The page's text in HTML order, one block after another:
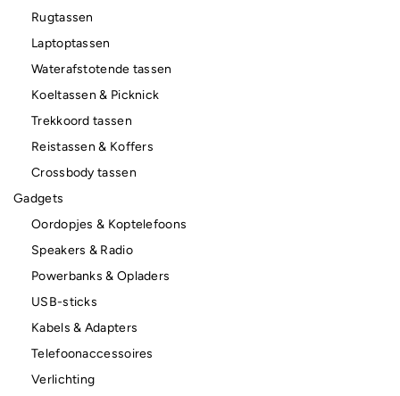
Rugtassen
Laptoptassen
Waterafstotende tassen
Koeltassen & Picknick
Trekkoord tassen
Reistassen & Koffers
Crossbody tassen
Gadgets
Oordopjes & Koptelefoons
Speakers & Radio
Powerbanks & Opladers
USB-sticks
Kabels & Adapters
Telefoonaccessoires
Verlichting